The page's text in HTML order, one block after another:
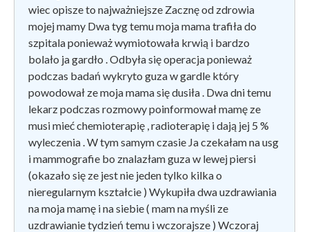
wiec opisze to najważniejsze Zacznę od zdrowia
mojej mamy Dwa tyg temu moja mama trafiła do
szpitala ponieważ wymiotowała krwią i bardzo
bolało ja gardło . Odbyła się operacja ponieważ
podczas badań wykryto guza w gardle który
powodował ze moja mama się dusiła . Dwa dni temu
lekarz podczas rozmowy poinformował mamę ze
musi mieć chemioterapię , radioterapię i dają jej 5 %
wyleczenia . W tym samym czasie Ja czekałam na usg
i mammografie bo znalazłam guza w lewej piersi
(okazało się ze jest nie jeden tylko kilka o
nieregularnym kształcie ) Wykupiła dwa uzdrawiania
na moja mamę i na siebie ( mam na myśli ze
uzdrawianie tydzień temu i wczorajsze ) Wczoraj